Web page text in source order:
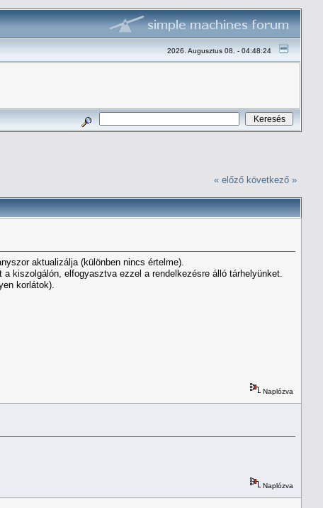
2026. Augusztus 08. - 04:48:24
« előző következő »
aktualizálja (különben nincs értelme).
kiszolgálón, elfogyasztva ezzel a rendelkezésre álló tárhelyünket.
korlátok).
Naplózva
Naplózva